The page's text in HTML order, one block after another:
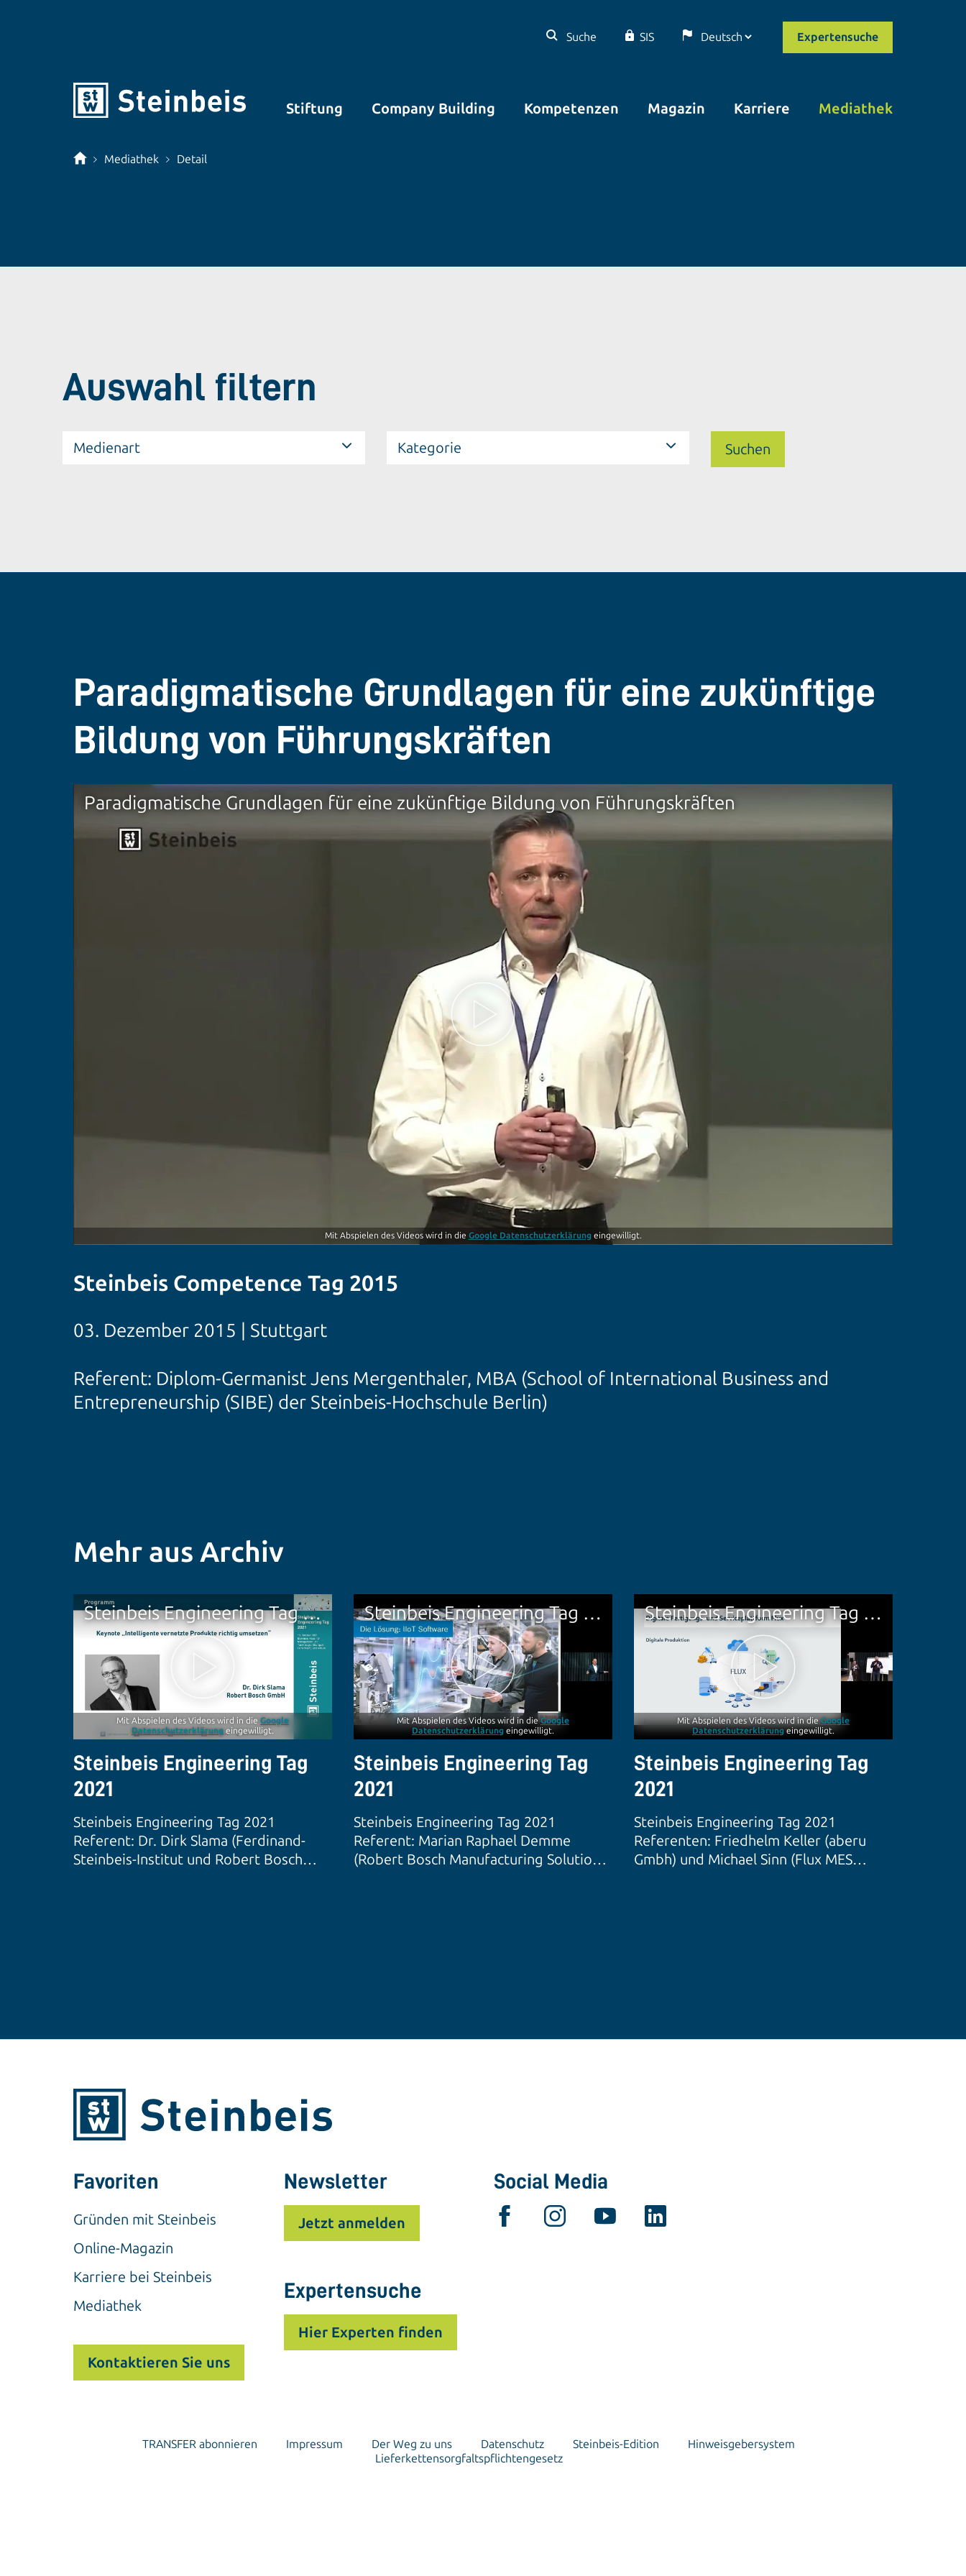
Suche SIS Expertensuche
Stiftung Company Building Kompetenzen Magazin Karriere Mediathek
Mediathek Detail
Auswahl filtern
Medienart Kategorie
Paradigmatische Grundlagen für eine zukünftige
Bildung von Führungskräften
Paradigmatische Grundlagen für eine zukünftige Bildung von Führungskräften
Mit Abspielen des Videos wird in die Google Datenschutzerklärungeingewilligt.
Steinbeis Competence Tag 2015
03. Dezember 2015 | Stuttgart
Referent: Diplom-Germanist Jens Mergenthaler, MBA (School of International Business and
Entrepreneurship (SIBE) der Steinbeis-Hochschule Berlin)
Mehr aus Archiv
Steinbeis Engineering Tag 2021
Mit Abspielen des Videos wird in die Google
Datenschutzerklärungeingewilligt.
Steinbeis Engineering Tag
2021
Steinbeis Engineering Tag 2021
Referent: Dr. Dirk Slama (Ferdinand-
Steinbeis-Institut und Robert Bosch
Steinbeis Engineering Tag 2021
Mit Abspielen des Videos wird in dieGoogle
Datenschutzerklärung eingewilligt.
Steinbeis Engineering Tag
2021
Steinbeis Engineering Tag 2021
Referent: Marian Raphael Demme
(Robert Bosch Manufacturing Solutions
Steinbeis Engineering Tag 2021
Mit Abspielen des Videos wird in dieGoogle
Datenschutzerklärungeingewilligt.
Steinbeis Engineering Tag
2021
Steinbeis Engineering Tag 2021
Referenten: Friedhelm Keller (aberu
Gmbh) und Michael Sinn (Flux MES
Favoriten
Gründen mit Steinbeis
Online-Magazin
Karriere bei Steinbeis
Mediathek
Kontaktieren Sie uns
Newsletter
Jetzt anmelden
Expertensuche
Hier Experten finden
Social Media
TRANSFER abonnieren Impressum Der Weg zu uns Datenschutz Steinbeis-Edition
Hinweisgebersystem
Lieferkettensorgfaltspflichtengesetz